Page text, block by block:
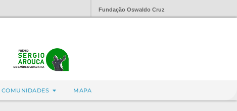
Fundação Oswaldo Cruz
COMUNIDADES MAPA